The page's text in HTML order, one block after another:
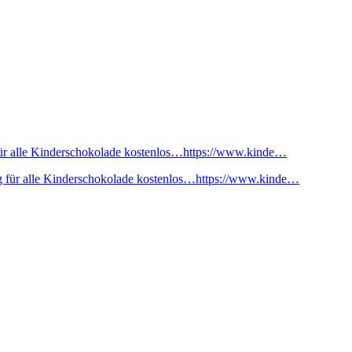
alle Kinderschokolade kostenlos…https://www.kinde…
für alle Kinderschokolade kostenlos…https://www.kinde…